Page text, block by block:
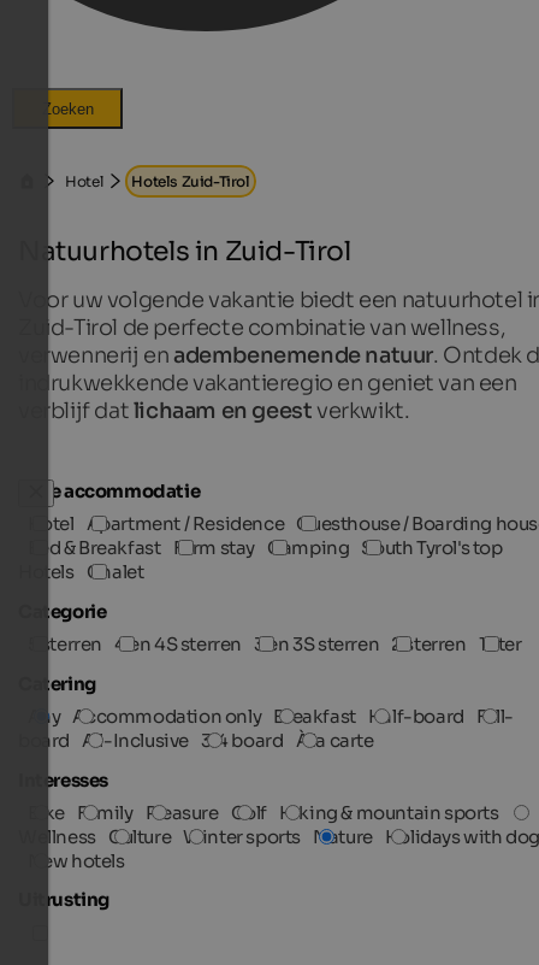
Zoeken
Hotel Hotels Zuid-Tirol
Natuurhotels in Zuid-Tirol
Voor uw volgende vakantie biedt een natuurhotel
Zuid-Tirol de perfecte combinatie van wellness,
verwennerij en adembenemende natuur. Ontdek
indrukwekkende vakantieregio en geniet van een
verblijf datlichaam en geest verkwikt.
Type accommodatie
Hotel Apartment / Residence Guesthouse / Boarding
Bed & Breakfast Farm stay Camping South Tyrol's top
Hotels Chalet
Categorie
5 sterren 4 en 4S sterren 3 en 3S sterren 2 sterren 1 ster
Catering
Any Accommodation only Breakfast Half-board
Full-
board All-Inclusive 3/4 board À la carte
Interesses
Bike Family Pleasure Golf Hiking & mountain sports
Wellness Culture Winter sports Nature Holidays with
New hotels
Uitrusting